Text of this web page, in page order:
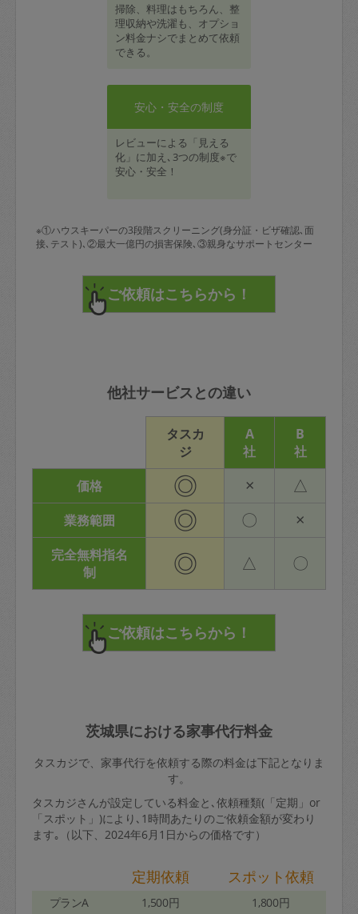
掃除、料理はもちろん、整
理収納や洗濯も、オプショ
ン料金ナシでまとめて依頼
できる。
安心・安全の制度
レビューによる「見える
化」に加え､3つの制度※で
安心・安全！
※①ハウスキーパーの3段階スクリーニング(身分証・ビザ確認､面
接､テスト)､②最大一億円の損害保険､③親身なサポートセンター
他社サービスとの違い
タスカ
ジ
A
社
B
社
価格
◎ × △
業務範囲 ◎ 〇 ×
完全無料指名
制
◎ △ 〇
茨城県における家事代行料金
タスカジで、家事代行を依頼する際の料金は下記となりま
す。
タスカジさんが設定している料金と､依頼種類(「定期」or
「スポット」)により､1時間あたりのご依頼金額が変わり
ます｡（以下、2024年6月1日からの価格です）
定期依頼 スポット依頼
プランA 1,500円 1,800円